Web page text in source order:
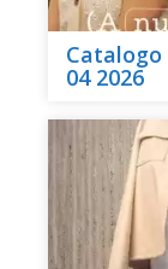
04 2026